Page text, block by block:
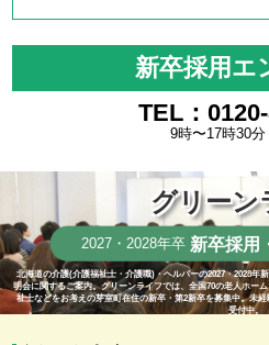
新卒採用エ
TEL：
9時〜17時30分
グリーン
2027・2028年卒 新卒採用
北海道の介護(介護福祉士・介護職)・ヘルパーの2027・2028年
明会に関するご案内。グリーンライフでは、全国70の老人ホー
祉士などをお考えの芽室町在住の新卒・第2新卒を募集中。未
受付中。